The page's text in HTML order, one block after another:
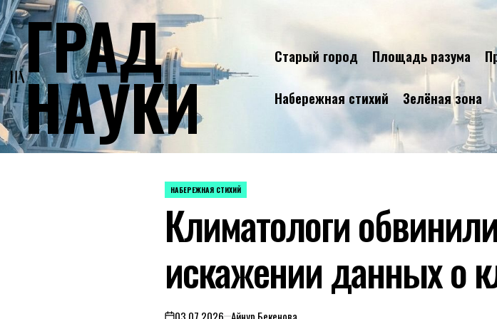
Skip
to
contentГРАД
НАУКИ
Старый город Площадь разума
Набережная стихий Зелёная зона
POSTED
НАБЕРЕЖНАЯ СТИХИЙ
Климатологи
искажении данных о